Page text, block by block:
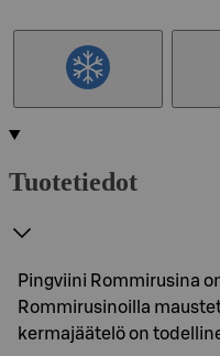
Tuotetiedot
Pingviini Rommirusina
Rommirusinoilla
kermajäätelö on